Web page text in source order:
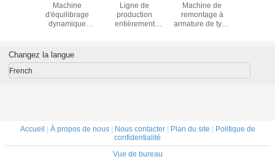
rotor
Machine
d'équilibrage
dynamique
armatures
Ligne de
production
entièrement
Machine de
remontage à
armature de type
pôles
stations
Changez la langue
French
Accueil | À propos de nous| Nous contacter| Plan du site | Politique de
confidentialité
Vue de bureau